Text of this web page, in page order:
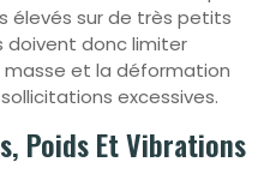
élevés sur de très petits
doivent donc limiter
et la déformation
excessives.
Poids Et Vibrations